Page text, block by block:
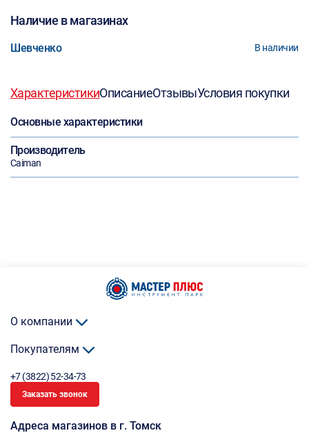
Наличие в магазинах
Шевченко В наличии
ХарактеристикиОписаниеОтзывыУсловия покупки
Основные характеристики
Производитель
Caiman
О компании
Покупателям
+7 (3822) 52-34-73
Заказать звонок
Адреса магазинов в г. Томск